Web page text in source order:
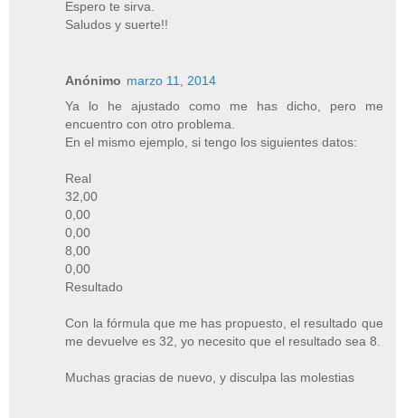
Espero te sirva.
Saludos y suerte!!
Anónimo marzo 11, 2014
Ya lo he ajustado como me has dicho, pero me
encuentro con otro problema.
En el mismo ejemplo, si tengo los siguientes datos:
Real
32,00
0,00
0,00
8,00
0,00
Resultado
Con la fórmula que me has propuesto, el resultado que
me devuelve es 32, yo necesito que el resultado sea 8.
Muchas gracias de nuevo, y disculpa las molestias